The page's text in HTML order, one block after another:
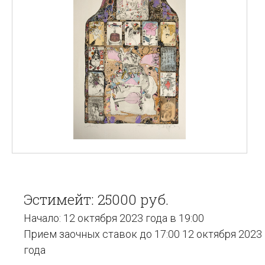
Эстимейт: 25000 руб.
Начало: 12 октября 2023 года в 19:00
Прием заочных ставок до 17:00 12 октября 2023
года